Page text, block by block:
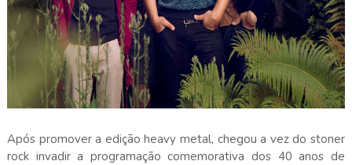
Após promover a edição heavy metal, chegou a vez do stoner
rock invadir a programação comemorativa dos 40 anos de